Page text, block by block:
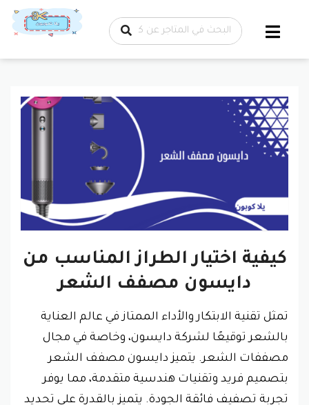
تخطي إلى
المحتوى
كيفية اختيار الطراز المناسب من
دايسون مصفف الشعر
تمثل تقنية الابتكار والأداء الممتاز في عالم العناية
بالشعر توقيعًا لشركة دايسون، وخاصة في مجال
مصففات الشعر. يتميز دايسون مصفف الشعر
بتصميم فريد وتقنيات هندسية متقدمة، مما يوفر
تجربة تصفيف فائقة الجودة. يتميز بالقدرة على تحديد